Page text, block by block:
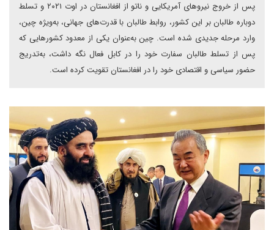
پس از خروج نیروهای آمریکایی و ناتو از افغانستان در اوت ۲۰۲۱ و تسلط
دوباره طالبان بر این کشور، روابط طالبان با قدرت‌های جهانی، به‌ویژه چین،
وارد مرحله جدیدی شده است. چین به‌عنوان یکی از معدود کشورهایی که
پس از تسلط طالبان سفارت خود را در کابل فعال نگه داشت، به‌تدریج
حضور سیاسی و اقتصادی خود را در افغانستان تقویت کرده است.